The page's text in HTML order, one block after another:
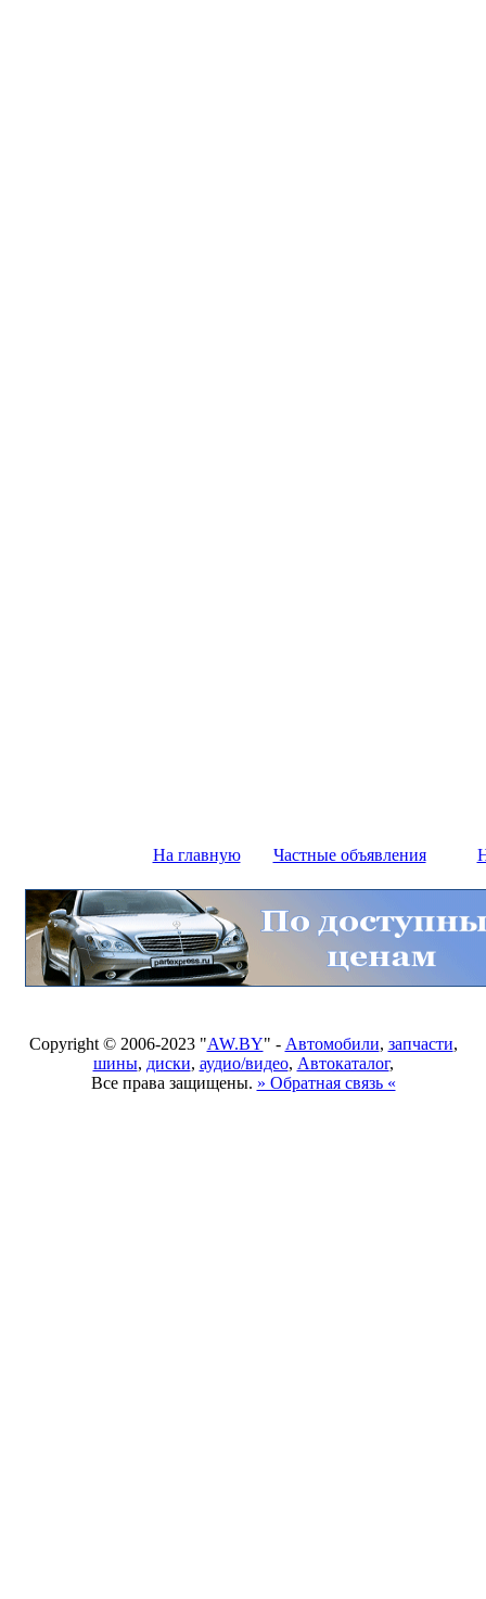
На главную Частные объявления
Copyright © 2006-2023 "AW.BY" - Автомобили, запчасти,
шины, диски, аудио/видео, Автокаталог,
Все права защищены. » Обратная связь «